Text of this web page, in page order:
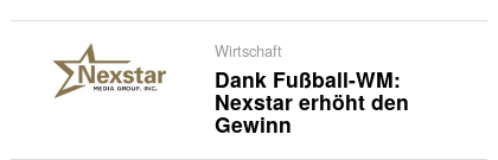
Wirtschaft
Dank Fußball-WM:
Nexstar erhöht den
Gewinn